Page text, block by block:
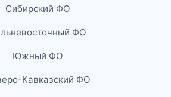
Сибирский ФО
ФО
Южный ФО
Кавказский ФО